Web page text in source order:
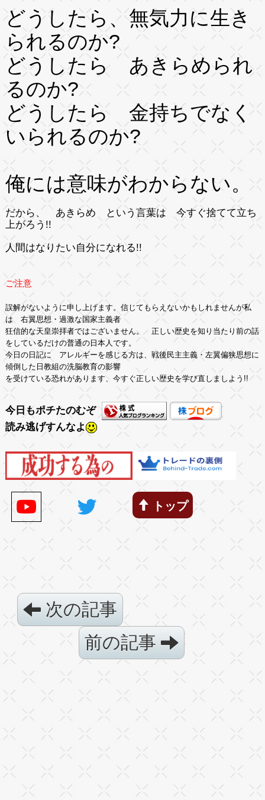
どうしたら、無気力に生き
られるのか?
どうしたら あきらめられ
るのか?
どうしたら 金持ちでなく
いられるのか?
俺には意味がわからない。
だから、 あきらめ という言葉は 今すぐ捨てて立ち
上がろう!!
人間はなりたい自分になれる!!
ご注意
誤解がないように申し上げます。信じてもらえないかもしれませんが私
は 右翼思想・過激な国家主義者
狂信的な天皇崇拝者ではございません。 正しい歴史を知り当たり前の話
をしているだけの普通の日本人です。
今日の日記に アレルギーを感じる方は、戦後民主主義・左翼偏狭思想に
傾倒した日教組の洗脳教育の影響
を受けている恐れがあります、今すぐ正しい歴史を学び直しましよう!!
今日もポチたのむぞ
読み逃げすんなよ
トップ
次の記事
前の記事